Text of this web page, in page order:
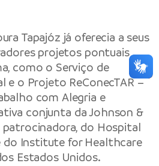
Tapajóz já oferecia a seus
projetos pontuais
como o Serviço de
e o Projeto ReConecTAR –
com Alegria e
conjunta da Johnson &
patrocinadora, do Hospital
do Institute for Healthcare
Estados Unidos.